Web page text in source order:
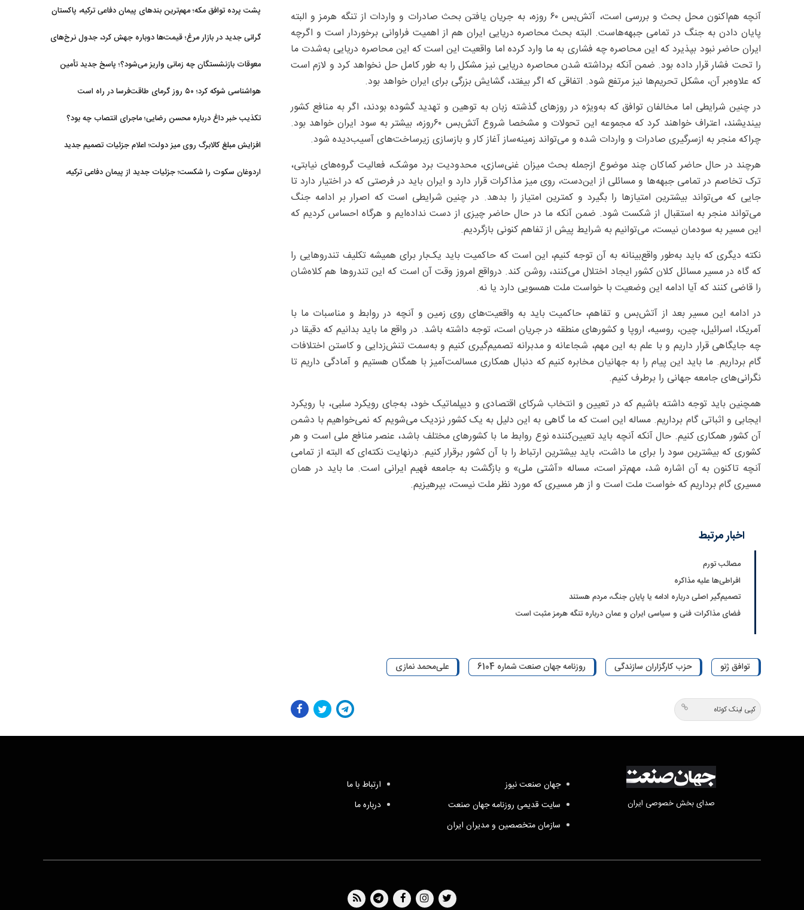
آنچه هم‌اکنون محل بحث و بررسی است، آتش‌بس ۶۰ روزه، به جریان یافتن بحث صادرات و واردات از تنگه هرمز و البته
پایان دادن به جنگ در تمامی جبهه‌هاست. البته بحث محاصره دریایی ایران هم از اهمیت فراوانی برخوردار است و اگرچه
ایران حاضر نبود بپذیرد که این محاصره چه فشاری به ما وارد کرده اما واقعیت این است که این محاصره دریایی به‌شدت ما
را تحت فشار قرار داده بود. ضمن آنکه برداشته شدن محاصره دریایی نیز مشکل را به طور کامل حل نخواهد کرد و لازم است
که علاوه‌بر آن، مشکل تحریم‌ها نیز مرتفع شود. اتفاقی که اگر بیفتد، گشایش بزرگی برای ایران خواهد بود.
در چنین شرایطی اما مخالفان توافق که به‌ویژه در روزهای گذشته زبان به توهین و تهدید گشوده بودند، اگر به منافع کشور
بیندیشند، اعتراف خواهند کرد که مجموعه این تحولات و مشخصا شروع آتش‌بس ۶۰روزه، بیشتر به سود ایران خواهد بود.
چراکه منجر به ازسرگیری صادرات و واردات شده و می‌تواند زمینه‌ساز آغاز کار و بازسازی زیرساخت‌های آسیب‌دیده شود.
هرچند در حال حاضر کماکان چند موضوع ازجمله بحث میزان غنی‌سازی، محدودیت برد موشک، فعالیت گروه‌های نیابتی،
ترک تخاصم در تمامی جبهه‌ها و مسائلی از این‌دست، روی میز مذاکرات قرار دارد و ایران باید در فرصتی که در اختیار دارد تا
جایی که می‌تواند بیشترین امتیازها را بگیرد و کمترین امتیاز را بدهد. در چنین شرایطی است که اصرار بر ادامه جنگ
می‌تواند منجر به استقبال از شکست شود. ضمن آنکه ما در حال حاضر چیزی از دست نداده‌ایم و هرگاه احساس کردیم که
این مسیر به سودمان نیست، می‌توانیم به شرایط پیش از تفاهم کنونی بازگردیم.
نکته دیگری که باید به‌طور واقع‌بینانه به آن توجه کنیم، این است که حاکمیت باید یک‌بار برای همیشه تکلیف تندروهایی را
که گاه در مسیر مسائل کلان کشور ایجاد اختلال می‌کنند، روشن کند. درواقع امروز وقت آن است که این تندروها هم کلاه‌شان
را قاضی کنند که آیا ادامه این وضعیت با خواست ملت همسویی دارد یا نه.
در ادامه این مسیر بعد از آتش‌بس و تفاهم، حاکمیت باید به واقعیت‌های روی زمین و آنچه در روابط و مناسبات ما با
آمریکا، اسرائیل، چین، روسیه، اروپا و کشورهای منطقه در جریان است، توجه داشته باشد. در واقع ما باید بدانیم که دقیقا در
چه جایگاهی قرار داریم و با علم به این مهم، شجاعانه و مدبرانه تصمیم‌گیری کنیم و به‌سمت تنش‌زدایی و کاستن اختلافات
گام برداریم. ما باید این پیام را به جهانیان مخابره کنیم که دنبال همکاری مسالمت‌آمیز با همگان هستیم و آمادگی داریم تا
نگرانی‌های جامعه جهانی را برطرف کنیم.
همچنین باید توجه داشته باشیم که در تعیین و انتخاب شرکای اقتصادی و دیپلماتیک خود، به‌جای رویکرد سلبی، با رویکرد
ایجابی و اثباتی گام برداریم. مساله این است که ما گاهی به این دلیل به یک کشور نزدیک می‌شویم که نمی‌خواهیم با دشمن
آن کشور همکاری کنیم. حال آنکه آنچه باید تعیین‌کننده نوع روابط ما با کشورهای مختلف باشد، عنصر منافع ملی است و هر
کشوری که بیشترین سود را برای ما داشت، باید بیشترین ارتباط را با آن کشور برقرار کنیم. درنهایت نکته‌ای که البته از تمامی
آنچه تاکنون به آن اشاره شد، مهم‌تر است، مساله «آشتی ملی» و بازگشت به جامعه فهیم ایرانی است. ما باید در همان
مسیری گام برداریم که خواست ملت است و از هر مسیری که مورد نظر ملت نیست، بپرهیزیم.
اخبار مرتبط
مصائب تورم‌
افراطی‌ها علیه مذاکره
تصمیم‌گیر اصلی درباره ادامه یا پایان جنگ، مردم هستند
فضای مذاکرات فنی و سیاسی ایران و عمان درباره تنگه هرمز مثبت است
توافق ژنو حزب کارگزاران سازندگی روزنامه جهان صنعت شماره 6104 علی‌محمد نمازی
کپی لینک کوتاه
پشت پرده توافق مکه؛ مهم‌ترین بندهای پیمان دفاعی ترکیه، پاکستان
گرانی جدید در بازار مرغ؛ قیمت‌ها دوباره جهش کرد، جدول نرخ‌های
معوقات بازنشستگان چه زمانی واریز می‌شود؟؛ پاسخ جدید تأمین
هواشناسی شوکه کرد؛ ۵۰ روز گرمای طاقت‌فرسا در راه است
تکذیب خبر داغ درباره محسن رضایی؛ ماجرای انتصاب چه بود؟
افزایش مبلغ کالابرگ روی میز دولت؛ اعلام جزئیات تصمیم جدید
اردوغان سکوت را شکست؛ جزئیات جدید از پیمان دفاعی ترکیه،
صدای بخش خصوصی ایران
جهان صنعت نیوز
سایت قدیمی روزنامه جهان صنعت
سازمان متخصصین و مدیران ایران
ارتباط با ما
درباره ما